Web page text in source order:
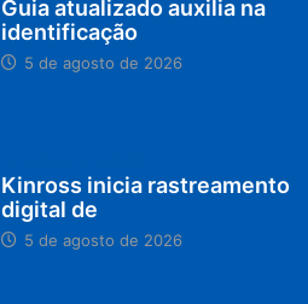
Guia atualizado auxilia na
identificação
5 de agosto de 2026
Kinross inicia rastreamento
digital de
5 de agosto de 2026